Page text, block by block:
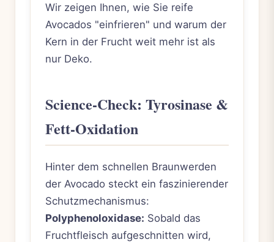
Wir zeigen Ihnen, wie Sie reife
Avocados "einfrieren" und warum der
Kern in der Frucht weit mehr ist als
nur Deko.
Science-Check: Tyrosinase &
Fett-Oxidation
Hinter dem schnellen Braunwerden
der Avocado steckt ein faszinierender
Schutzmechanismus:
Polyphenoloxidase: Sobald das
Fruchtfleisch aufgeschnitten wird,